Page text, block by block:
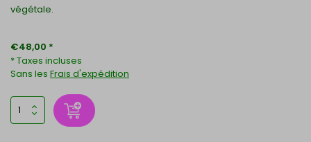
végétale.
€48,00 *
* Taxes incluses
Sans les Frais d'expédition